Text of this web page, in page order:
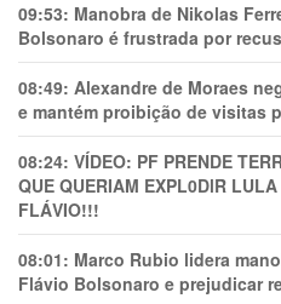
09:53: Manobra de Nikolas
Bolsonaro é frustrada por
08:49: Alexandre de Moraes
e mantém proibição de visitas
08:24: VÍDEO: PF PRENDE
QUE QUERIAM EXPL0DlR
FLÁVIO!!!
08:01: Marco Rubio lidera
Flávio Bolsonaro e prejudicar